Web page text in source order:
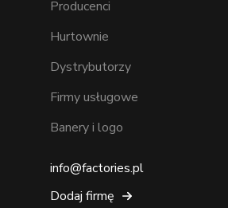
Producenci
Hurtownie
Dystrybutorzy
Firmy usługowe
Banery i logo
info@factories.pl
Dodaj firmę